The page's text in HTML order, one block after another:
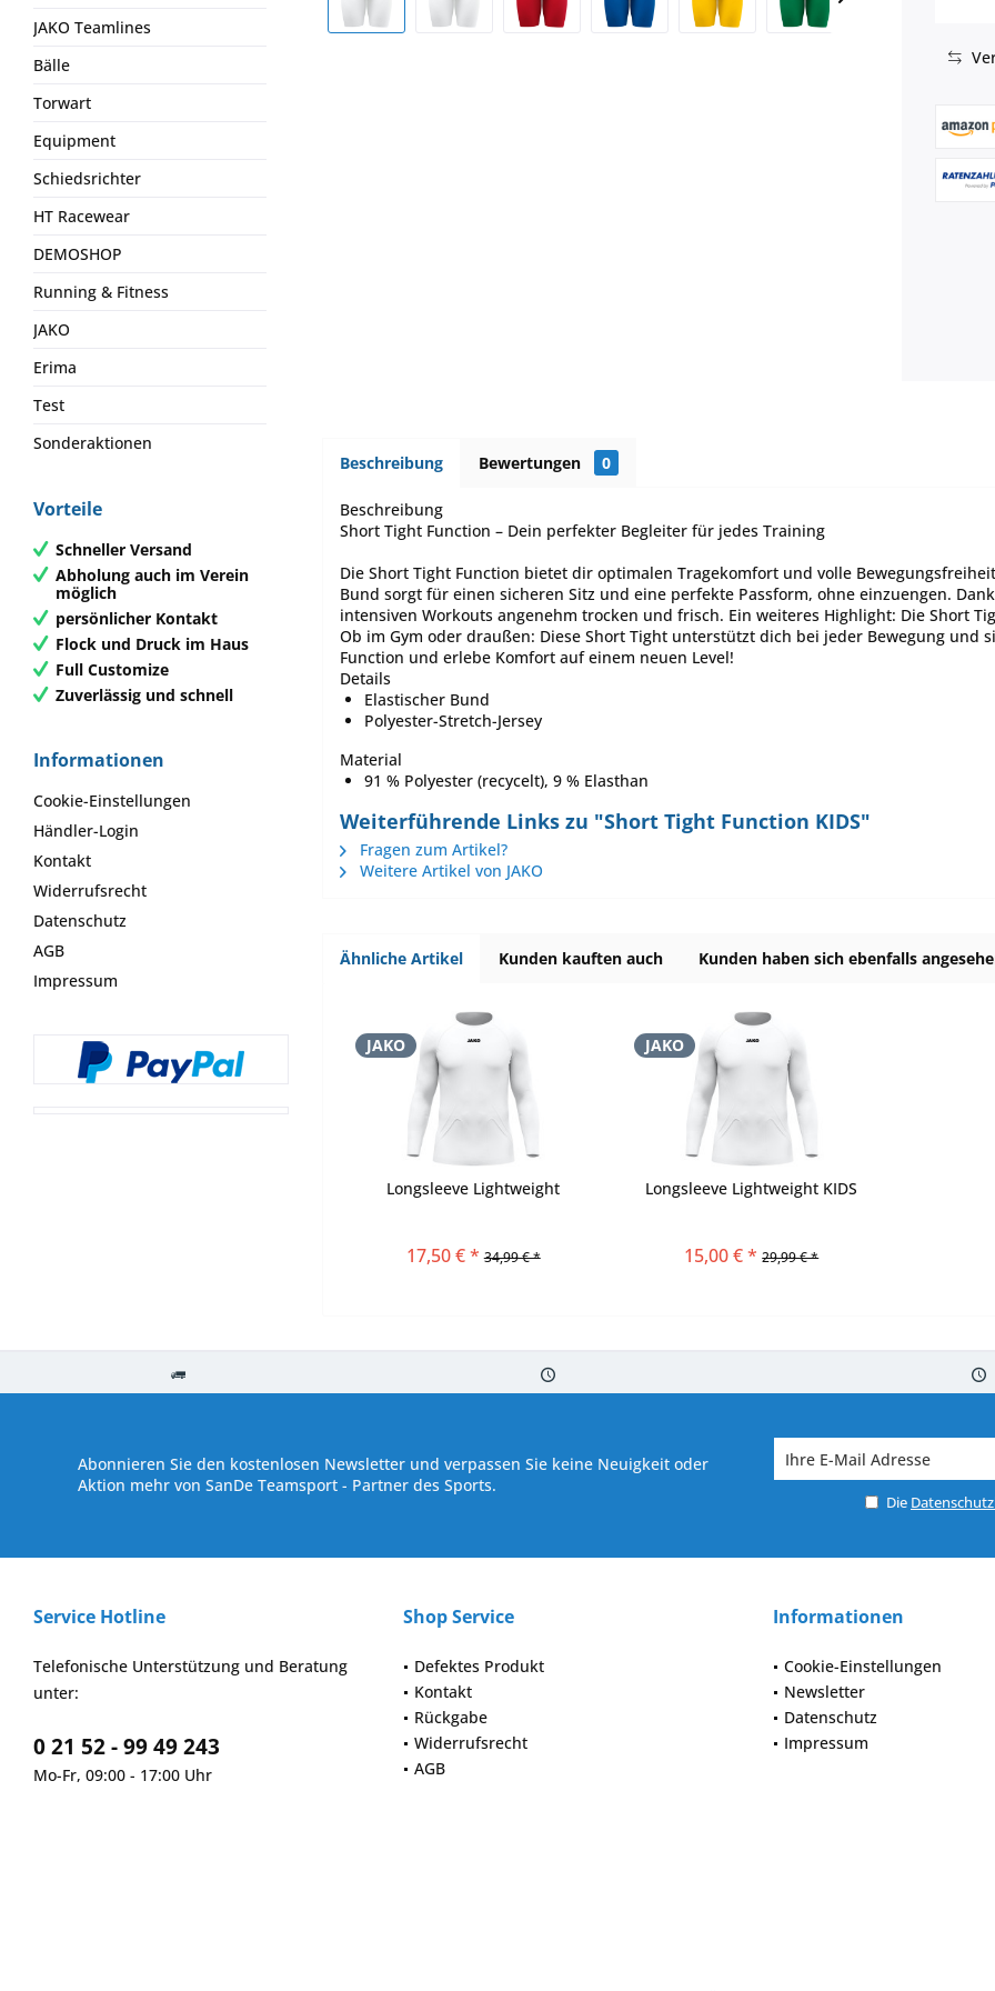
JAKO Teamlines
Bälle
Torwart
Equipment
Schiedsrichter
HT Racewear
DEMOSHOP
Running & Fitness
JAKO
Erima
Test
Sonderaktionen
Vorteile
Schneller Versand
Abholung auch im Verein
möglich
persönlicher Kontakt
Flock und Druck im Haus
Full Customize
Zuverlässig und schnell
Informationen
Cookie-Einstellungen
Händler-Login
Kontakt
Widerrufsrecht
Datenschutz
AGB
Impressum
Beschreibung Bewertungen 0
Beschreibung
Short Tight Function – Dein perfekter Begleiter für jedes Training
Die Short Tight Function bietet dir optimalen Tragekomfort und volle
Bund sorgt für einen sicheren Sitz und eine perfekte Passform, ohne einzuengen.
intensiven Workouts angenehm trocken und frisch. Ein weiteres Highlight: Die Short
Ob im Gym oder draußen: Diese Short Tight unterstützt dich bei jeder Bewegung und
Function und erlebe Komfort auf einem neuen Level!
Details
Elastischer Bund
Polyester-Stretch-Jersey
Material
91 % Polyester (recycelt), 9 % Elasthan
Weiterführende Links zu "Short Tight Function KIDS"
Fragen zum Artikel?
Weitere Artikel von JAKO
Ähnliche Artikel Kunden kauften auch Kunden haben sich ebenfalls
JAKO
Longsleeve Lightweight
17,50 € * 34,99 € *
JAKO
Longsleeve Lightweight KIDS
15,00 € * 29,99 € *
Abonnieren Sie den kostenlosen Newsletter und verpassen Sie keine Neuigkeit oder
Aktion mehr von SanDe Teamsport - Partner des Sports.
Die
Service Hotline
Telefonische Unterstützung und Beratung
unter:
0 21 52 - 99 49 243
Mo-Fr, 09:00 - 17:00 Uhr
Shop Service
Defektes Produkt
Kontakt
Rückgabe
Widerrufsrecht
AGB
Informationen
Cookie-Einstellungen
Newsletter
Datenschutz
Impressum